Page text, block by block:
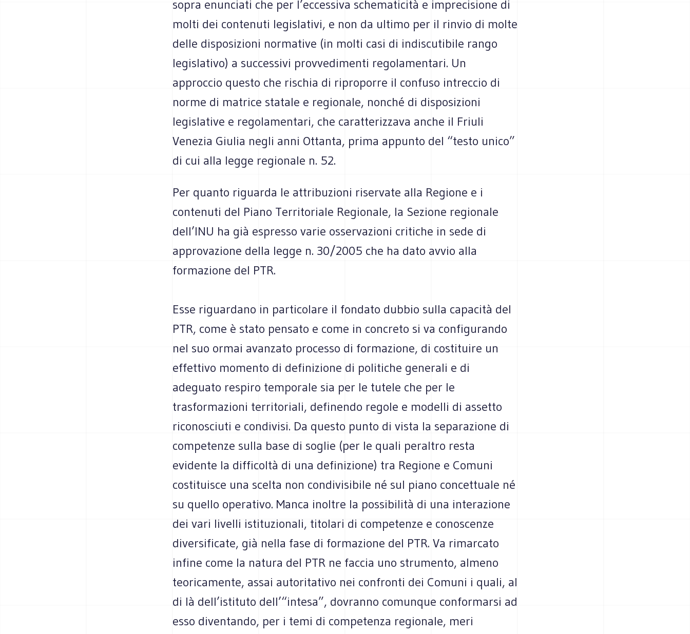
sopra enunciati che per l’eccessiva schematicità e imprecisione di
molti dei contenuti legislativi, e non da ultimo per il rinvio di molte
delle disposizioni normative (in molti casi di indiscutibile rango
legislativo) a successivi provvedimenti regolamentari. Un
approccio questo che rischia di riproporre il confuso intreccio di
norme di matrice statale e regionale, nonché di disposizioni
legislative e regolamentari, che caratterizzava anche il Friuli
Venezia Giulia negli anni Ottanta, prima appunto del “testo unico”
di cui alla legge regionale n. 52.
Per quanto riguarda le attribuzioni riservate alla Regione e i
contenuti del Piano Territoriale Regionale, la Sezione regionale
dell’INU ha già espresso varie osservazioni critiche in sede di
approvazione della legge n. 30/2005 che ha dato avvio alla
formazione del PTR.
Esse riguardano in particolare il fondato dubbio sulla capacità del
PTR, come è stato pensato e come in concreto si va configurando
nel suo ormai avanzato processo di formazione, di costituire un
effettivo momento di definizione di politiche generali e di
adeguato respiro temporale sia per le tutele che per le
trasformazioni territoriali, definendo regole e modelli di assetto
riconosciuti e condivisi. Da questo punto di vista la separazione di
competenze sulla base di soglie (per le quali peraltro resta
evidente la difficoltà di una definizione) tra Regione e Comuni
costituisce una scelta non condivisibile né sul piano concettuale né
su quello operativo. Manca inoltre la possibilità di una interazione
dei vari livelli istituzionali, titolari di competenze e conoscenze
diversificate, già nella fase di formazione del PTR. Va rimarcato
infine come la natura del PTR ne faccia uno strumento, almeno
teoricamente, assai autoritativo nei confronti dei Comuni i quali, al
di là dell’istituto dell’“intesa”, dovranno comunque conformarsi ad
esso diventando, per i temi di competenza regionale, meri